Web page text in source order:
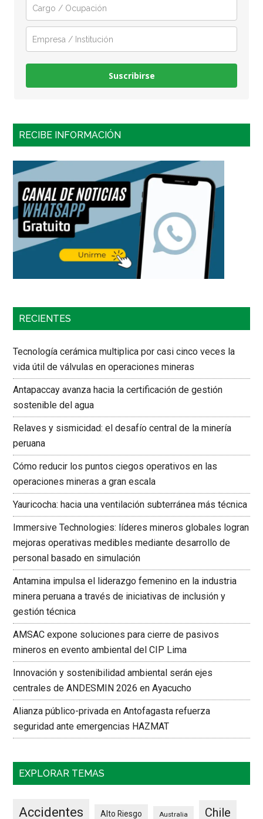
Suscribirse
RECIBE INFORMACIÓN
RECIENTES
Tecnología cerámica multiplica por casi cinco veces la
vida útil de válvulas en operaciones mineras
Antapaccay avanza hacia la certificación de gestión
sostenible del agua
Relaves y sismicidad: el desafío central de la minería
peruana
Cómo reducir los puntos ciegos operativos en las
operaciones mineras a gran escala
Yauricocha: hacia una ventilación subterránea más técnica
Immersive Technologies: líderes mineros globales logran
mejoras operativas medibles mediante desarrollo de
personal basado en simulación
Antamina impulsa el liderazgo femenino en la industria
minera peruana a través de iniciativas de inclusión y
gestión técnica
AMSAC expone soluciones para cierre de pasivos
mineros en evento ambiental del CIP Lima
Innovación y sostenibilidad ambiental serán ejes
centrales de ANDESMIN 2026 en Ayacucho
Alianza público-privada en Antofagasta refuerza
seguridad ante emergencias HAZMAT
EXPLORAR TEMAS
Accidentes Alto Riesgo Australia Chile